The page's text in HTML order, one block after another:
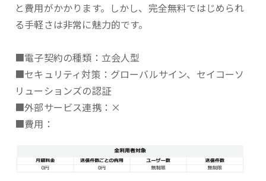
と費用がかかります。しかし、完全無料ではじめられ
る手軽さは非常に魅力的です。
■電子契約の種類：立会人型
■セキュリティ対策：グローバルサイン、セイコーソ
リューションズの認証
■外部サービス連携：×
■費用：